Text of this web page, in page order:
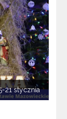
21 stycznia